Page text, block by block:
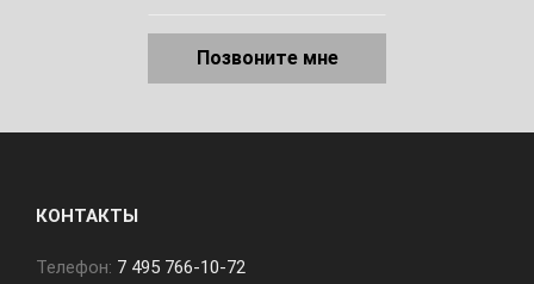
Позвоните мне
КОНТАКТЫ
Телефон: 7 495 766-10-72